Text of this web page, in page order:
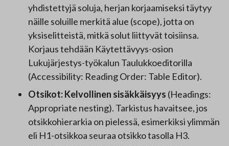
yhdistettyjä soluja, herjan korjaamiseksi täytyy
näille soluille merkitä alue (scope), jotta on
yksiselitteistä, mitkä solut liittyvät toisiinsa.
Korjaus tehdään Käytettävyys-osion
Lukujärjestys-työkalun Taulukkoeditorilla
(Accessibility: Reading Order: Table Editor).
Otsikot: Kelvollinen sisäkkäisyys (Headings:
Appropriate nesting). Tarkistus havaitsee, jos
otsikkohierarkia on pielessä, esimerkiksi ylimmän
eli H1-otsikkoa seuraa otsikko tasolla H3.